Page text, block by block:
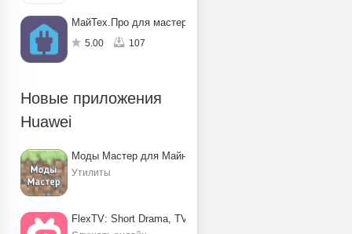
МайТех.Про для мастеров
5.00 107
Новые приложения
Huawei
Моды Мастер для Майнкрафт ПЕ
Утилиты
FlexTV: Short Drama, TV, Reels